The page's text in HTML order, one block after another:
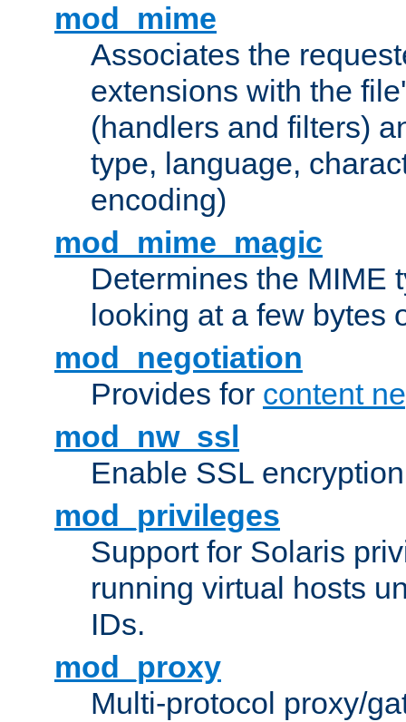
mod_mime
Associates the
extensions with the
(handlers and filters)
type, language,
encoding)
mod_mime_magic
Determines the MIME
looking at a few bytes
mod_negotiation
Provides for content
mod_nw_ssl
Enable SSL
mod_privileges
Support for Solaris
running virtual hosts
IDs.
mod_proxy
Multi-protocol proxy/